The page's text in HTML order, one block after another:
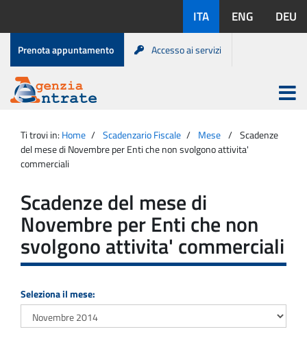
contenuto
disponibili:
ITA ENG DEU
Menu
di
servizio
Prenota appuntamento Accesso ai servizi
Agenzia
Entrate
Apri
menu
principale
Ti trovi in: Home Scadenzario Fiscale Mese
Scadenze
del mese di Novembre per Enti che non svolgono attivita'
commerciali
Scadenze del mese di
Novembre per Enti che non
svolgono attivita' commerciali
Seleziona il mese: